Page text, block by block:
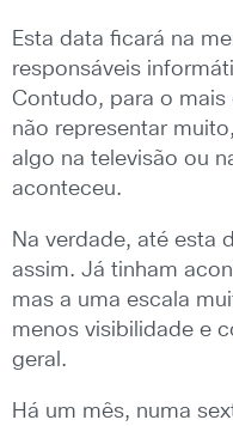
Esta data ficará na
responsáveis
Contudo, para o
não representar
algo na televisão ou
aconteceu.
Na verdade, até esta
assim. Já tinham
mas a uma escala
menos visibilidade e
geral.
Há um mês, numa